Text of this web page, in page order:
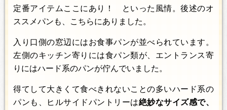
定番アイテムここにあり！ といった風情。後述のオ
ススメパンも、こちらにありました。
入り口側の窓辺にはお食事パンが並べられています。
左側のキッチン寄りには食パン類が、エントランス寄
りにはハード系のパンが佇んでいました。
得てして大きくて食べきれないことの多いハード系の
パンも、ヒルサイドパントリーは絶妙なサイズ感で、